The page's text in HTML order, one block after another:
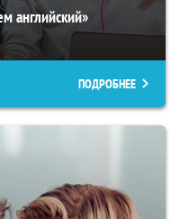
английский»
ПОДРОБНЕЕ